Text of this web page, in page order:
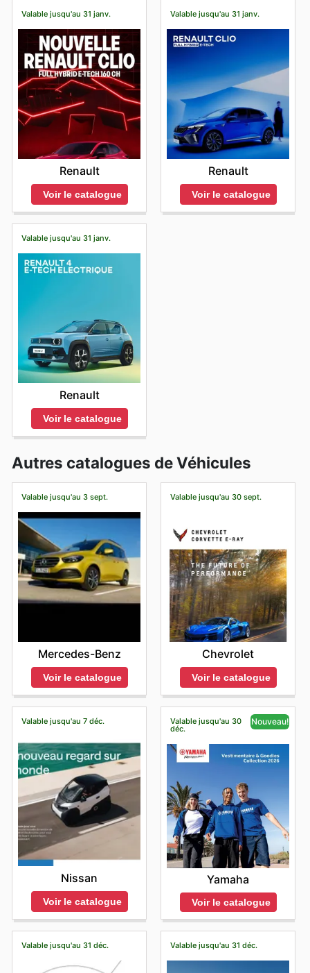
Valable jusqu'au 31 janv.
Renault
Voir le catalogue
Valable jusqu'au 31 janv.
Renault
Voir le catalogue
Valable jusqu'au 31 janv.
Renault
Voir le catalogue
Autres catalogues de Véhicules
Valable jusqu'au 3 sept.
Mercedes-Benz
Voir le catalogue
Valable jusqu'au 30 sept.
Chevrolet
Voir le catalogue
Valable jusqu'au 7 déc.
Nissan
Voir le catalogue
Valable jusqu'au 30
déc.
Nouveau!
Yamaha
Voir le catalogue
Valable jusqu'au 31 déc. Valable jusqu'au 31 déc.